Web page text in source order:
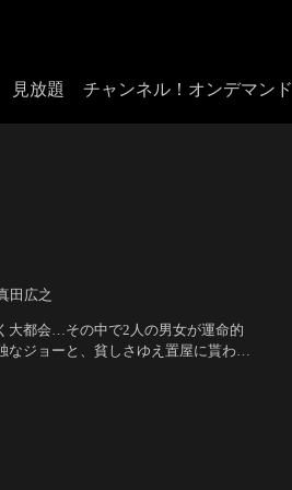
見放題 チャンネル！オンデマンド
田広之
大都会…その中で2人の男女が運命的
なジョーと、貧しさゆえ置屋に貰われ